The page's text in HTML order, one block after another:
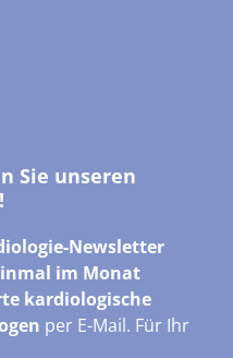
Sie unseren
Newsletter
im Monat
kardiologische
per E-Mail. Für Ihr